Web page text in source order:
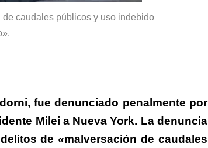
caudales públicos y uso indebido
fue denunciado penalmente por
Milei a Nueva York. La denuncia
delitos de «malversación de caudales